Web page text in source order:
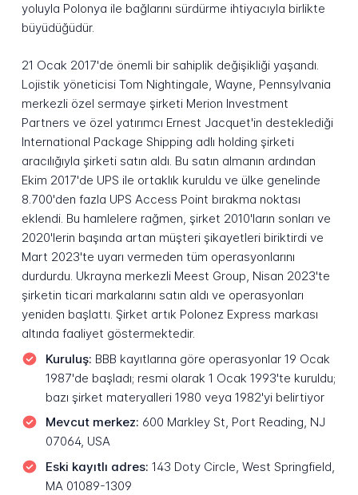
yoluyla Polonya ile bağlarını sürdürme ihtiyacıyla birlikte
büyüdüğüdür.
21 Ocak 2017'de önemli bir sahiplik değişikliği yaşandı.
Lojistik yöneticisi Tom Nightingale, Wayne, Pennsylvania
merkezli özel sermaye şirketi Merion Investment
Partners ve özel yatırımcı Ernest Jacquet'in desteklediği
International Package Shipping adlı holding şirketi
aracılığıyla şirketi satın aldı. Bu satın almanın ardından
Ekim 2017'de UPS ile ortaklık kuruldu ve ülke genelinde
8.700'den fazla UPS Access Point bırakma noktası
eklendi. Bu hamlelere rağmen, şirket 2010'ların sonları ve
2020'lerin başında artan müşteri şikayetleri biriktirdi ve
Mart 2023'te uyarı vermeden tüm operasyonlarını
durdurdu. Ukrayna merkezli Meest Group, Nisan 2023'te
şirketin ticari markalarını satın aldı ve operasyonları
yeniden başlattı. Şirket artık Polonez Express markası
altında faaliyet göstermektedir.
Kuruluş: BBB kayıtlarına göre operasyonlar 19 Ocak
1987'de başladı; resmi olarak 1 Ocak 1993'te kuruldu;
bazı şirket materyalleri 1980 veya 1982'yi belirtiyor
Mevcut merkez: 600 Markley St, Port Reading, NJ
07064, USA
Eski kayıtlı adres: 143 Doty Circle, West Springfield,
MA 01089-1309